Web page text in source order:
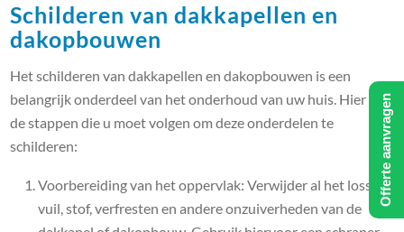
Schilderen van dakkapellen en
dakopbouwen
Het schilderen van dakkapellen en dakopbouwen is een
belangrijk onderdeel van het onderhoud van uw huis. Hier zijn
de stappen die u moet volgen om deze onderdelen te
schilderen:
Voorbereiding van het oppervlak: Verwijder al het losse
vuil, stof, verfresten en andere onzuiverheden van de
Offerte aanvragen